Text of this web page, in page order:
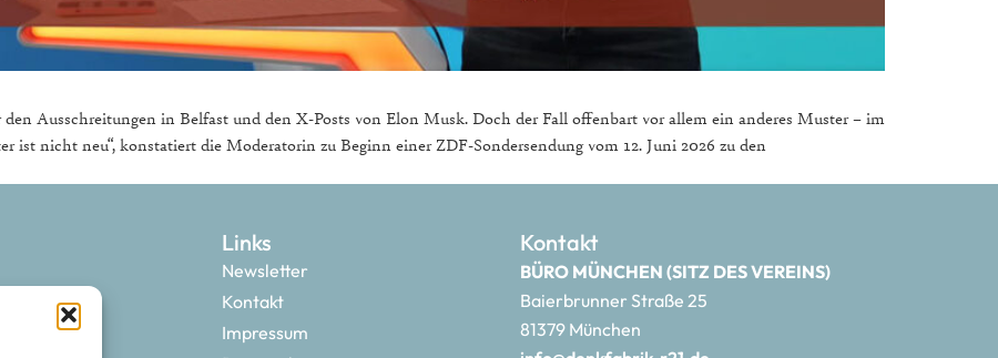
Ausschreitungen in Belfast und den X-Posts von Elon Musk. Doch der Fall offenbart vor allem ein anderes Muster – im
ist nicht neu“, konstatiert die Moderatorin zu Beginn einer ZDF-Sondersendung vom 12. Juni 2026 zu den
Links
Newsletter
Kontakt
Impressum
Kontakt
BÜRO MÜNCHEN (SITZ DES VEREINS)
Baierbrunner Straße 25
81379 München